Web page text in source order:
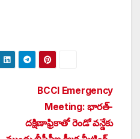
BCCI Emergency
Meeting: భారత్-
దక్షిణాఫ్రికాతో రెండో వన్డేకు